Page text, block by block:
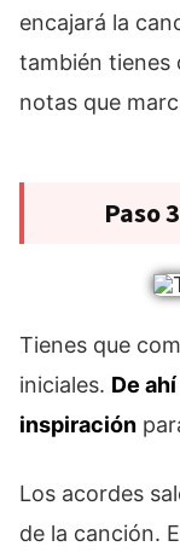
encajará la
también tienes
notas que
Paso
Tienes que
iniciales. De
inspiración
Los acordes
de la canción.